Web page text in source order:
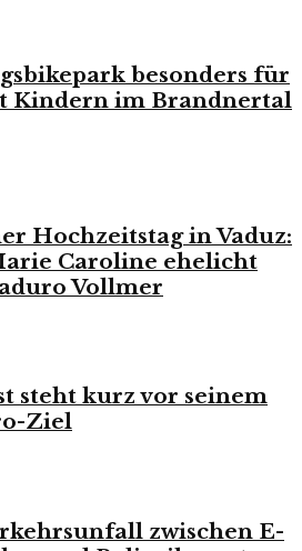
besonders für
Kindern im Brandnertal
Hochzeitstag in Vaduz:
Caroline ehelicht
Vollmer
steht kurz vor seinem
Ziel
zwischen E-